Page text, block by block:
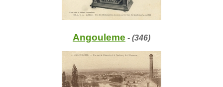
Angouleme - (346)